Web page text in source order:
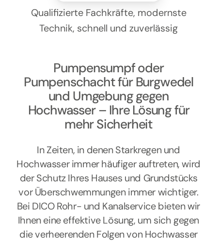
Kontakt
Qualifizierte Fachkräfte, modernste
Technik, schnell und zuverlässig
Pumpensumpf oder
Pumpenschacht für Burgwedel
und Umgebung gegen
Hochwasser – Ihre Lösung für
mehr Sicherheit
In Zeiten, in denen Starkregen und
Hochwasser immer häufiger auftreten, wird
der Schutz Ihres Hauses und Grundstücks
vor Überschwemmungen immer wichtiger.
Bei DICO Rohr- und Kanalservice bieten wir
Ihnen eine effektive Lösung, um sich gegen
die verheerenden Folgen von Hochwasser